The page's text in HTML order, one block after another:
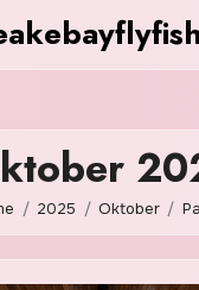
2025 Oktober